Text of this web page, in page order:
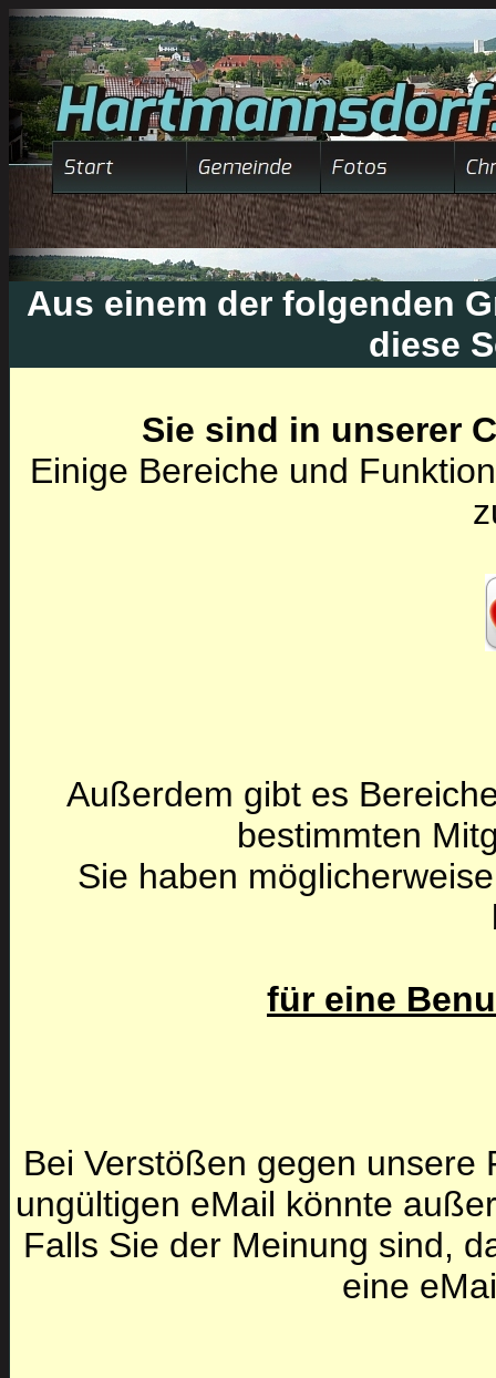
Aus einem der folgenden
diese
Sie sind in unserer
Einige Bereiche und
Außerdem gibt es
bestimmten
Sie haben
für eine
Bei Verstößen gegen unsere
ungültigen eMail könnte
Falls Sie der Meinung sind,
eine